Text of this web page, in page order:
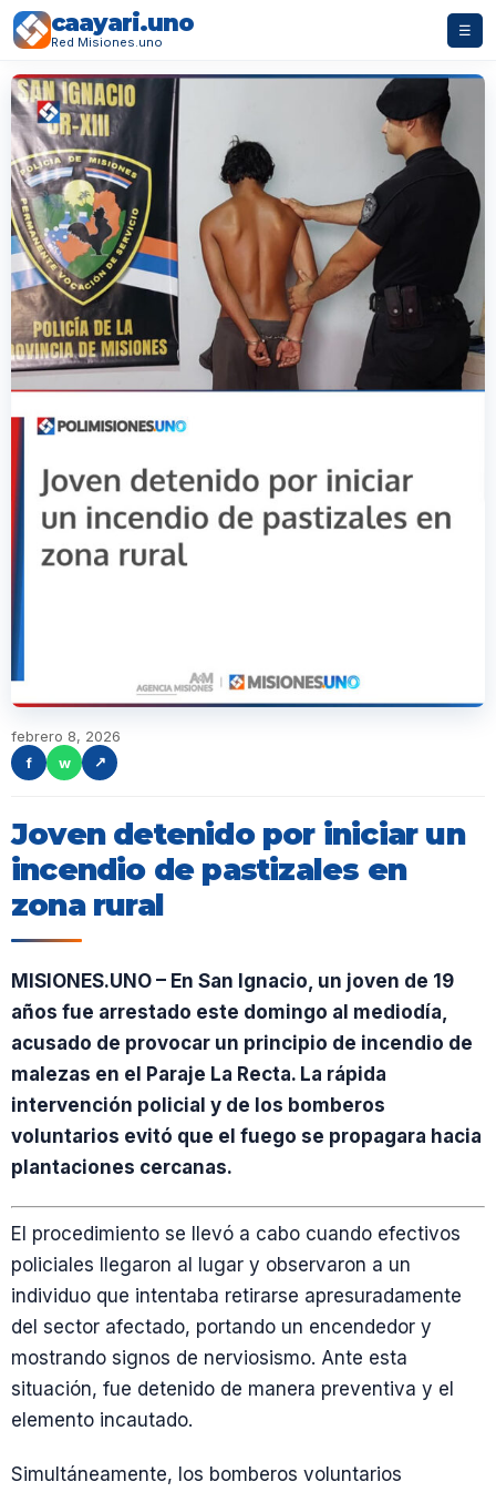
caayari.uno
Red Misiones.uno
☰
febrero 8, 2026
f
w ↗
Joven detenido por iniciar un
incendio de pastizales en
zona rural
MISIONES.UNO – En San Ignacio, un joven de 19
años fue arrestado este domingo al mediodía,
acusado de provocar un principio de incendio de
malezas en el Paraje La Recta. La rápida
intervención policial y de los bomberos
voluntarios evitó que el fuego se propagara hacia
plantaciones cercanas.
El procedimiento se llevó a cabo cuando efectivos
policiales llegaron al lugar y observaron a un
individuo que intentaba retirarse apresuradamente
del sector afectado, portando un encendedor y
mostrando signos de nerviosismo. Ante esta
situación, fue detenido de manera preventiva y el
elemento incautado.
Simultáneamente, los bomberos voluntarios